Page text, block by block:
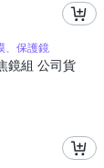
、保護鏡
鏡組 公司貨